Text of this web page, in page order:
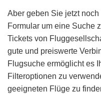
Aber geben Sie jetzt
Formular um eine Suche
Tickets von
gute und preiswerte
Flugsuche ermöglicht es
Filteroptionen zu
geeigneten Flüge zu